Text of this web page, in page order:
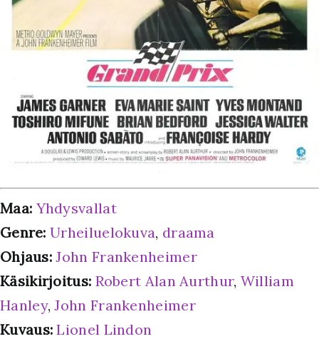
Maa: Yhdysvallat
Genre:Urheiluelokuva, draama
Ohjaus:John Frankenheimer
Käsikirjoitus: Robert Alan Aurthur, William
Hanley,John Frankenheimer
Kuvaus:Lionel Lindon